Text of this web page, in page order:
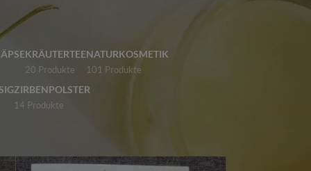
KRÄUTERTEE
20 Produkte
NATURKOSMETIK
101 Produkte
ZIRBENPOLSTER
14 Produkte